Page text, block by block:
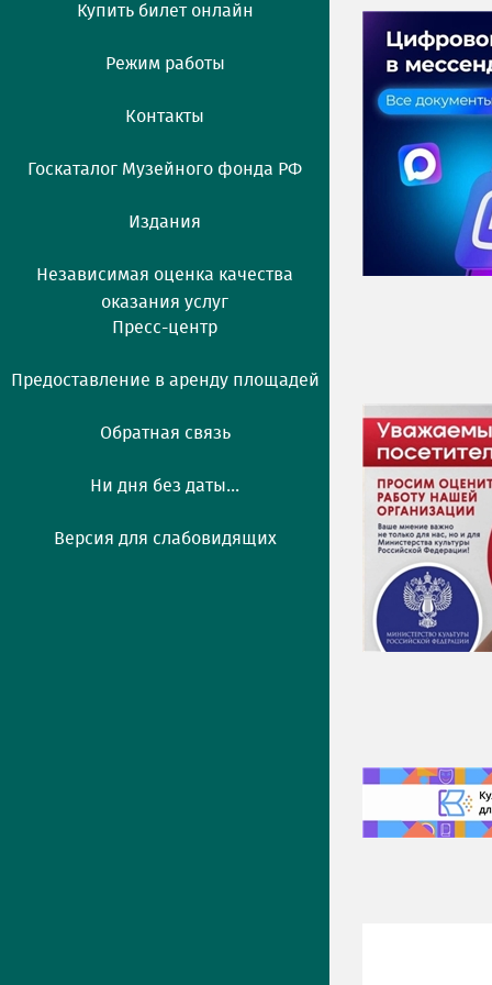
Купить билет онлайн
Режим работы
Контакты
Госкаталог Музейного фонда РФ
Издания
Независимая оценка качества
оказания услуг
Пресс-центр
Предоставление в аренду площадей
Обратная связь
Ни дня без даты...
Версия для слабовидящих